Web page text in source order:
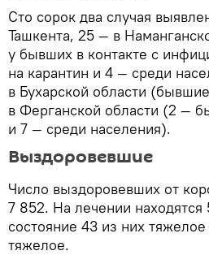
Сто сорок два случая
Ташкента, 25 — в
у бывших в контакте с
на карантин и 4 — среди
в Бухарской области
в Ферганской области (2 —
и 7 — среди населения).
Выздоровевшие
Число выздоровевших от
7 852. На лечении находятся
состояние 43 из них
тяжелое.